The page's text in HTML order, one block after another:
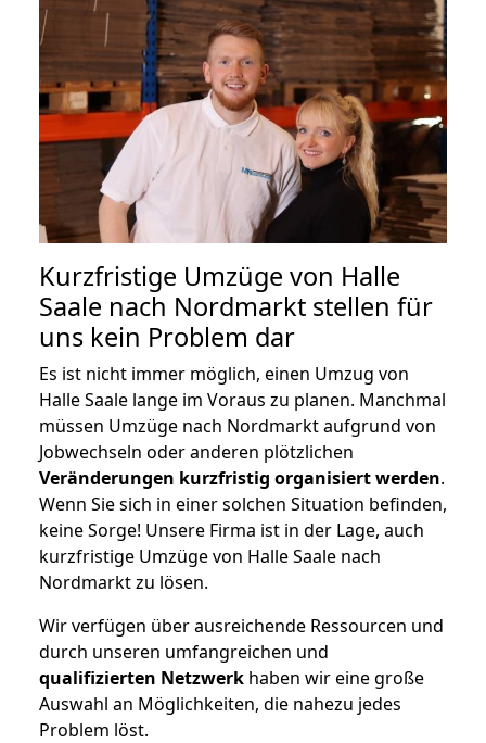
Kurzfristige Umzüge von Halle
Saale nach Nordmarkt stellen für
uns kein Problem dar
Es ist nicht immer möglich, einen Umzug von
Halle Saale lange im Voraus zu planen. Manchmal
müssen Umzüge nach Nordmarkt aufgrund von
Jobwechseln oder anderen plötzlichen
Veränderungen kurzfristig organisiert werden.
Wenn Sie sich in einer solchen Situation befinden,
keine Sorge! Unsere Firma ist in der Lage, auch
kurzfristige Umzüge von Halle Saale nach
Nordmarkt zu lösen.
Wir verfügen über ausreichende Ressourcen und
durch unseren umfangreichen und
qualifizierten Netzwerk haben wir eine große
Auswahl an Möglichkeiten, die nahezu jedes
Problem löst.